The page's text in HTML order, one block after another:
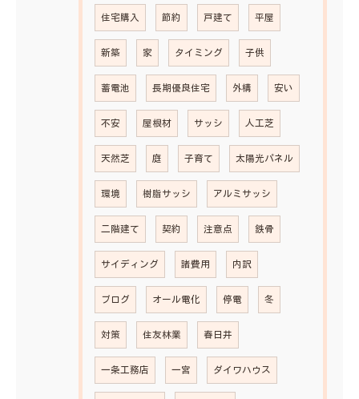
住宅購入 節約 戸建て 平屋
新築 家 タイミング 子供
蓄電池 長期優良住宅 外構 安い
不安 屋根材 サッシ 人工芝
天然芝 庭 子育て 太陽光パネル
環境 樹脂サッシ アルミサッシ
二階建て 契約 注意点 鉄骨
サイディング 諸費用 内訳
ブログ オール電化 停電 冬
対策 住友林業 春日井
一条工務店 一宮 ダイワハウス